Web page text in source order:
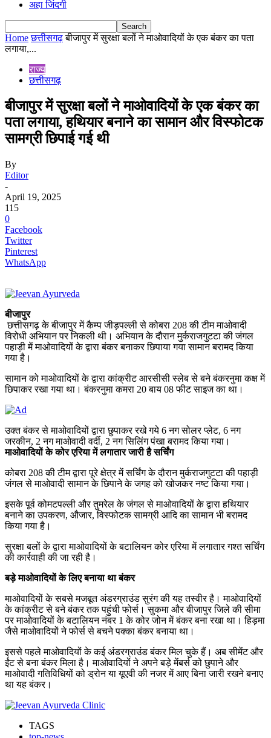
अहा जिंदगी
Home छत्तीसगढ़ बीजापुर में सुरक्षा बलों ने माओवादियों के एक बंकर का पता
लगाया,...
राज्य
छत्तीसगढ़
बीजापुर में सुरक्षा बलों ने माओवादियों के एक बंकर का
पता लगाया, हथियार बनाने का सामान और विस्फोटक
सामग्री छिपाई गई थी
By
Editor
-
April 19, 2025
115
0
Facebook
Twitter
Pinterest
WhatsApp
बीजापुर
छत्तीसगढ़ के बीजापुर में कैम्प जीड़पल्ली से कोबरा 208 की टीम माओवादी
विरोधी अभियान पर निकली थी। अभियान के दौरान मुर्कराजगुटटा की जंगल
पहाड़ी में माओवादियों के द्वारा बंकर बनाकर छिपाया गया सामान बरामद किया
गया है।
सामान को माओवादियों के द्वारा कांक्रीट आरसीसी स्लेब से बने बंकरनुमा कक्ष में
छिपाकर रखा गया था। बंकरनुमा कमरा 20 बाय 08 फीट साइज का था।
उक्त बंकर से माओवादियों द्वारा छुपाकर रखे गये 6 नग सोलर प्लेट, 6 नग
जरकीन, 2 नग माओवादी वर्दी, 2 नग सिलिंग पंखा बरामद किया गया।
माओवादियों के कोर एरिया में लगातार जारी है सर्चिंग
कोबरा 208 की टीम द्वारा पूरे क्षेत्र में सर्चिंग के दौरान मुर्कराजगुटटा की पहाड़ी
जंगल से माओवादी सामान के छिपाने के जगह को खोजकर नष्ट किया गया।
इसके पूर्व कोमटपल्ली और तुमरेल के जंगल से माओवादियों के द्वारा हथियार
बनाने का उपकरण, औजार, विस्फोटक सामग्री आदि का सामान भी बरामद
किया गया है।
सुरक्षा बलों के द्वारा माओवादियों के बटालियन कोर एरिया में लगातार गश्त सर्चिंग
की कार्रवाही की जा रही है।
बड़े माओवादियों के लिए बनाया था बंकर
माओवादियों के सबसे मजबूत अंडरग्राउंड सुरंग की यह तस्वीर है। माओवादियों
के कांक्रीट से बने बंकर तक पहुंची फोर्स। सुकमा और बीजापुर जिले की सीमा
पर माओवादियों के बटालियन नंबर 1 के कोर जोन में बंकर बना रखा था। हिड़मा
जैसे माओवादियों ने फोर्स से बचने पक्का बंकर बनाया था।
इससे पहले माओवादियों के कई अंडरग्राउंड बंकर मिल चुके हैं। अब सीमेंट और
ईंट से बना बंकर मिला है। माओवादियों ने अपने बड़े मेंबर्स को छुपाने और
माओवादी गतिविधियों को ड्रोन या यूएवी की नजर में आए बिना जारी रखने बनाए
था यह बंकर।
TAGS